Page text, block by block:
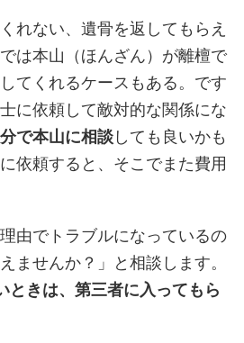
れない、遺骨を返してもらえ
は本山（ほんざん）が離檀で
てくれるケースもある。です
に依頼して敵対的な関係にな
で本山に相談しても良いかも
依頼すると、そこでまた費用
由でトラブルになっているの
ませんか？」と相談します。
ときは、第三者に入ってもら